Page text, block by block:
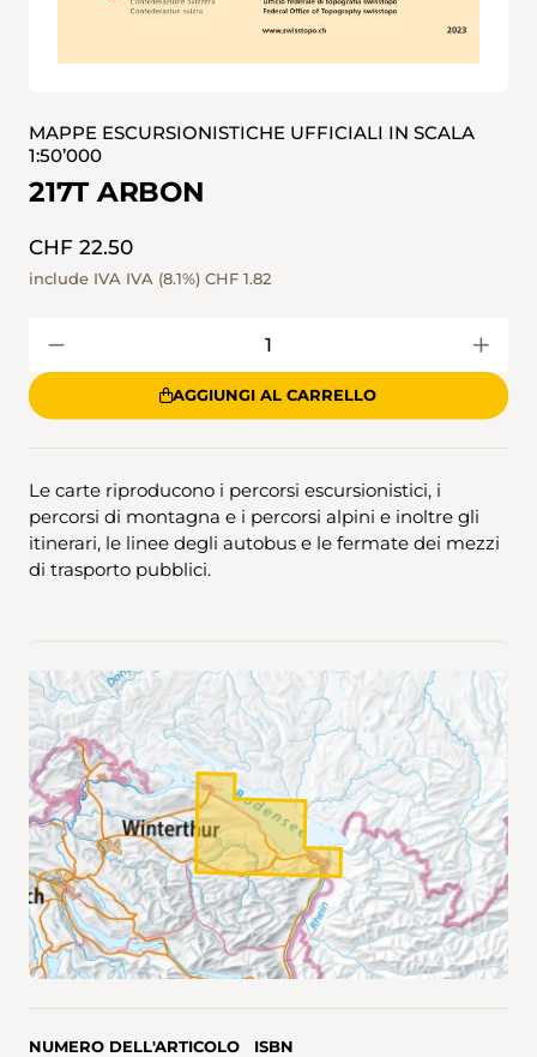
MAPPE ESCURSIONISTICHE UFFICIALI IN SCALA
1:50’000
217T ARBON
CHF 22.50
include IVA IVA (8.1%) CHF 1.82
AGGIUNGI AL CARRELLO
Le carte riproducono i percorsi escursionistici, i
percorsi di montagna e i percorsi alpini e inoltre gli
itinerari, le linee degli autobus e le fermate dei mezzi
di trasporto pubblici.
NUMERO DELL'ARTICOLO ISBN